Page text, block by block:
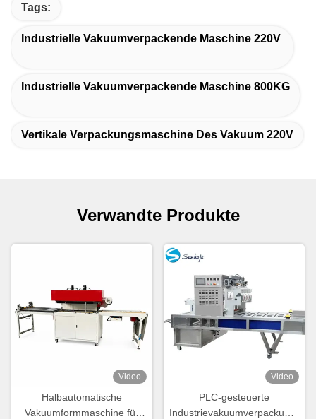
Tags:
Industrielle Vakuumverpackende Maschine 220V
Industrielle Vakuumverpackende Maschine 800KG
Vertikale Verpackungsmaschine Des Vakuum 220V
Verwandte Produkte
Video
Halbautomatische
Vakuumformmaschine für
Video
PLC-gesteuerte